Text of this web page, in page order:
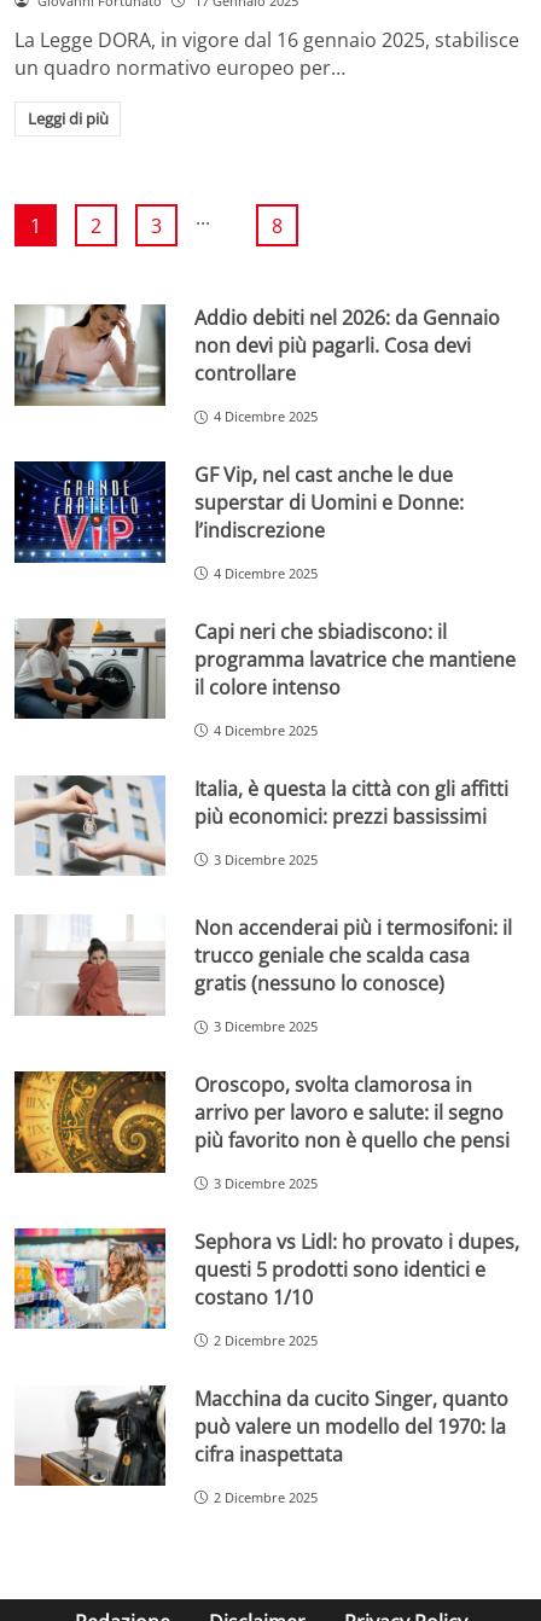
La Legge DORA, in vigore dal 16 gennaio 2025, stabilisce
un quadro normativo europeo per…
Leggi di più
1 2 3 ... 8
Addio debiti nel 2026: da Gennaio
non devi più pagarli. Cosa devi
controllare
4 Dicembre 2025
GF Vip, nel cast anche le due
superstar di Uomini e Donne:
l’indiscrezione
4 Dicembre 2025
Capi neri che sbiadiscono: il
programma lavatrice che mantiene
il colore intenso
4 Dicembre 2025
Italia, è questa la città con gli affitti
più economici: prezzi bassissimi
3 Dicembre 2025
Non accenderai più i termosifoni: il
trucco geniale che scalda casa
gratis (nessuno lo conosce)
3 Dicembre 2025
Oroscopo, svolta clamorosa in
arrivo per lavoro e salute: il segno
più favorito non è quello che pensi
3 Dicembre 2025
Sephora vs Lidl: ho provato i dupes,
questi 5 prodotti sono identici e
costano 1/10
2 Dicembre 2025
Macchina da cucito Singer, quanto
può valere un modello del 1970: la
cifra inaspettata
2 Dicembre 2025